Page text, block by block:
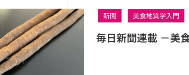
新聞 美食地質学入門
毎日新聞連載 －美